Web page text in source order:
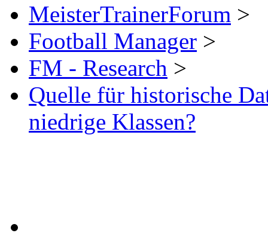
MeisterTrainerForum >
Football Manager >
FM - Research >
Quelle für historische
niedrige Klassen?